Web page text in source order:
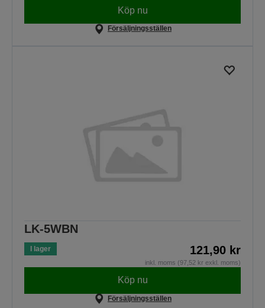
Köp nu
Försäljningsställen
LK-5WBN
I lager 121,90 kr
inkl. moms (97,52 kr exkl. moms)
Köp nu
Försäljningsställen